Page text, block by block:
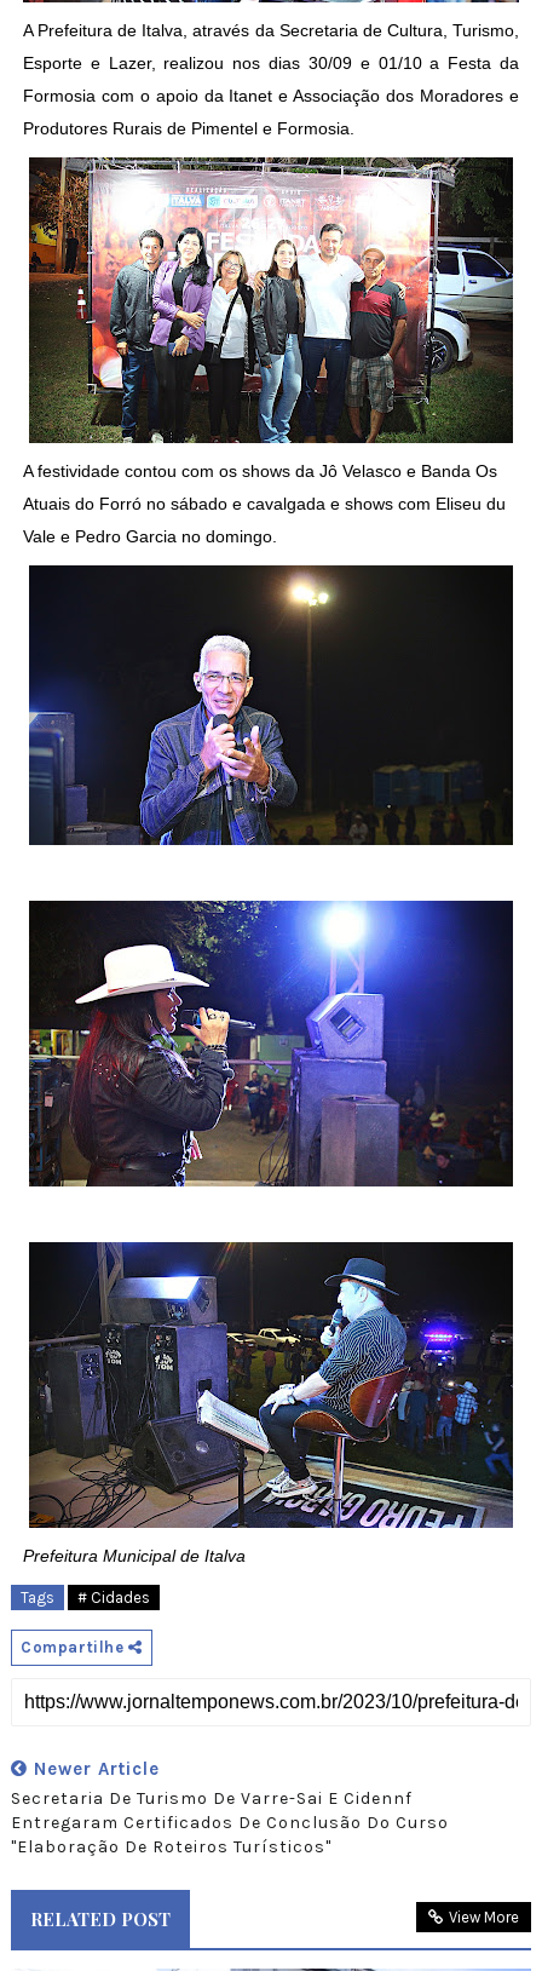
A Prefeitura de Italva, através da Secretaria de Cultura, Turismo,
Esporte e Lazer, realizou nos dias 30/09 e 01/10 a Festa da
Formosia com o apoio da Itanet e Associação dos Moradores e
Produtores Rurais de Pimentel e Formosia.
A festividade contou com os shows da Jô Velasco e Banda Os
Atuais do Forró no sábado e cavalgada e shows com Eliseu du
Vale e Pedro Garcia no domingo.
Prefeitura Municipal de Italva
Tags # Cidades
Compartilhe
Newer Article
Secretaria De Turismo De Varre-Sai E Cidennf
Entregaram Certificados De Conclusão Do Curso
"Elaboração De Roteiros Turísticos"
RELATED POST View More